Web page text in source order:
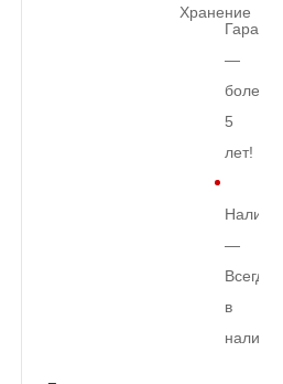
Хранение
—
более
5
лет!
—
Всегда
в